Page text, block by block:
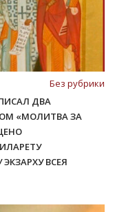
Без рубрики
ДВА
«МОЛИТВА ЗА
ВСЕЯ